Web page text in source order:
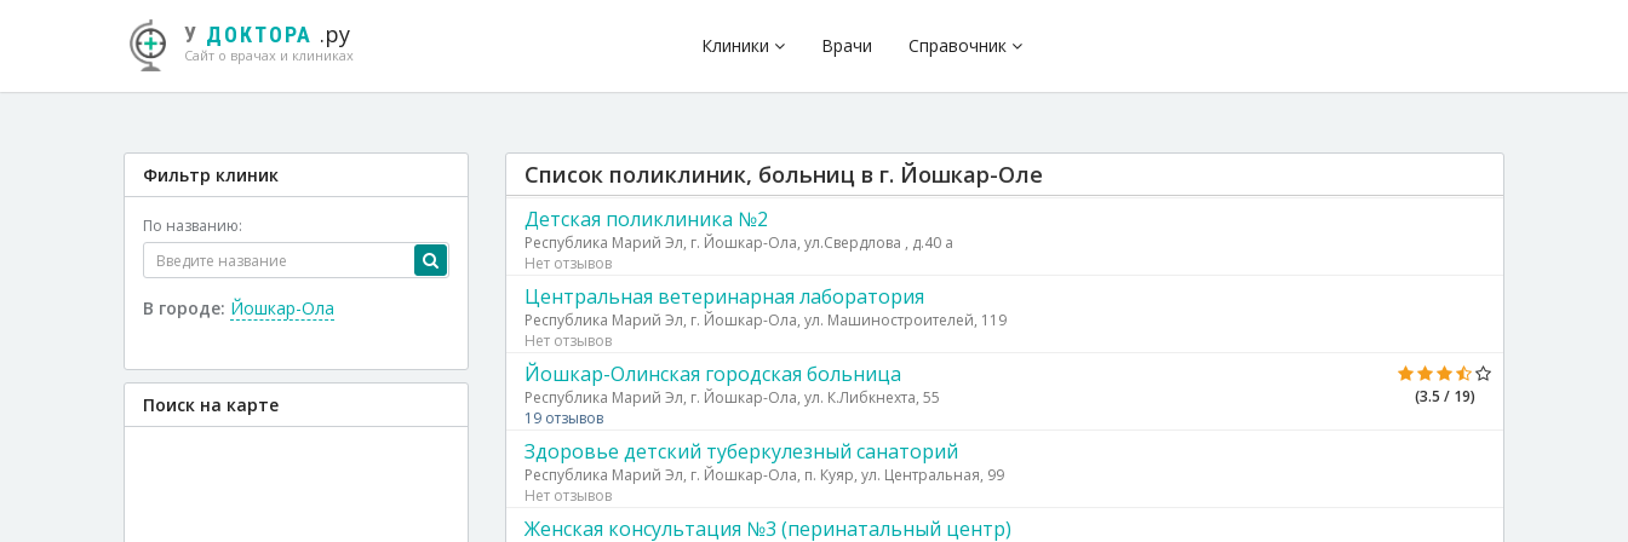
У ДОКТОРА .ру
Сайт о врачах и клиниках Клиники Врачи Справочник
Список поликлиник, больниц в г. Йошкар-Оле
Детская поликлиника №2
Республика Марий Эл, г. Йошкар-Ола, ул.Свердлова , д.40 а
Нет отзывов
Центральная ветеринарная лаборатория
Республика Марий Эл, г. Йошкар-Ола, ул. Машиностроителей, 119
Нет отзывов
(3.5 / 19)
Йошкар-Олинская городская больница
Республика Марий Эл, г. Йошкар-Ола, ул. К.Либкнехта, 55
19 отзывов
Здоровье детский туберкулезный санаторий
Республика Марий Эл, г. Йошкар-Ола, п. Куяр, ул. Центральная, 99
Нет отзывов
Женская консультация №3 (перинатальный центр)
Фильтр клиник
По названию:
В городе: Йошкар-Ола
Поиск на карте